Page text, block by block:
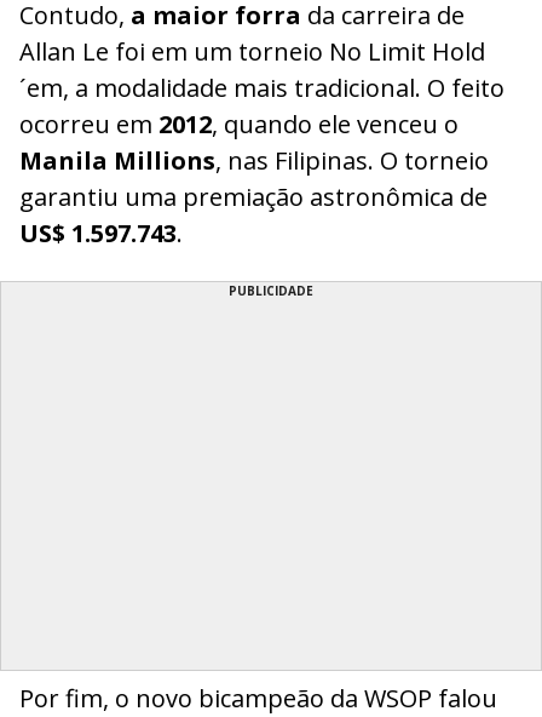
Contudo, a maior forra da carreira de
Allan Le foi em um torneio No Limit Hold
´em, a modalidade mais tradicional. O feito
ocorreu em 2012, quando ele venceu o
Manila Millions, nas Filipinas. O torneio
garantiu uma premiação astronômica de
US$ 1.597.743.
PUBLICIDADE
Por fim, o novo bicampeão da WSOP falou